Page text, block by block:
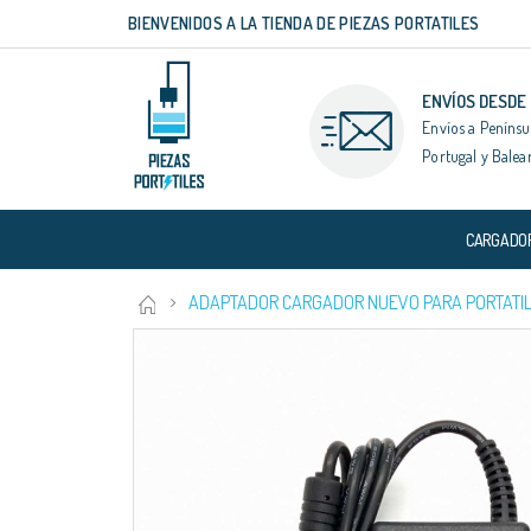
contenido
BIENVENIDOS A LA TIENDA DE PIEZAS PORTATILES
ENVÍOS
Envíos a
Portugal y
ADAPTADOR CARGADOR NUEVO PARA